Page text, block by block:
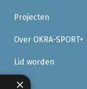
Projecten
Over OKRA-SPORT+
Lid worden
×